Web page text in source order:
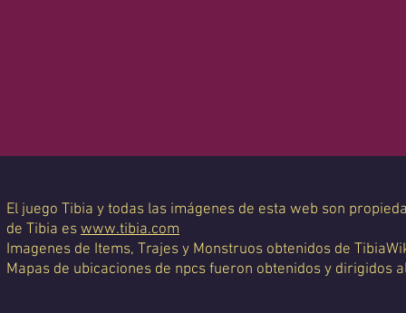
El juego Tibia y todas las imágenes de esta web son
de Tibia es www.tibia.com
Imagenes de Items, Trajes y Monstruos obtenidos de
Mapas de ubicaciones de npcs fueron obtenidos y dirigidos